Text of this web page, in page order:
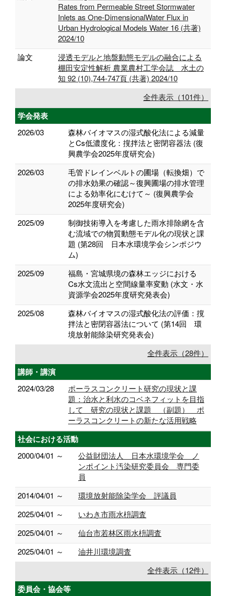
Rates from Permeable Street Stormwater
Inlets as One-DimensionalWater Flux in
Urban Hydrological Models Water 16 (共著)
2024/10
論文
浸透モデルと地盤動態モデルの融合による
棚田安定性解析 農業農村工学会誌 水土の
知 92 (10),744-747頁 (共著) 2024/10
全件表示（101件）
学会発表
2026/03
森林バイオマスの湿式酸化法による減量
とCs低濃度化：撹拌法と密閉容器法 (復
興農学会2025年度研究会)
2026/03
毛管ドレインベルトの圃場（転換畑）で
の排水効果の確認～復興圃場の排水管理
による効率化にむけて～ (復興農学会
2025年度研究会)
2025/09
制御技術導入を考慮した雨水排除網を含
む流域での物質動態モデル化の現状と課
題 (第28回 日本水環境学会シンポジウ
ム)
2025/09
福島・宮城県境の森林エッジにおける
Cs水文流出と空間線量率変動 (水文・水
資源学会2025年度研究発表会)
2025/08
森林バイオマスの湿式酸化法の評価：撹
拌法と密閉容器法について (第14回 環
境放射能除染研究発表会)
全件表示（28件）
講師・講演
2024/03/28
ポーラスコンクリート研究の現状と課
題：治水と利水のコベネフィットを目指
して 研究の現状と課題 （副題） ポ
ーラスコンクリートの新たな活用戦略
社会における活動
2000/04/01 ～
公益財団法人 日本水環境学会 ノ
ンポイント汚染研究委員会 専門委
員
2014/04/01 ～
環境放射能除染学会 評議員
2025/04/01 ～
いわき市雨水枡調査
2025/04/01 ～
仙台市若林区雨水枡調査
2025/04/01 ～
油井川環境調査
全件表示（12件）
委員会・協会等